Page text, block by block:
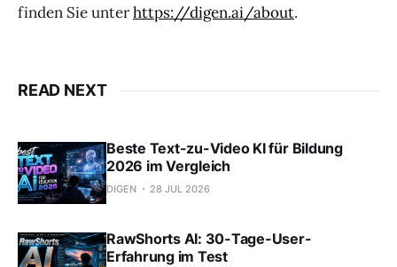
finden Sie unterhttps://digen.ai/about.
READ NEXT
Beste Text-zu-Video KI für Bildung
2026 im Vergleich
DIGEN 28 JUL 2026
RawShorts AI: 30-Tage-User-
Erfahrung im Test